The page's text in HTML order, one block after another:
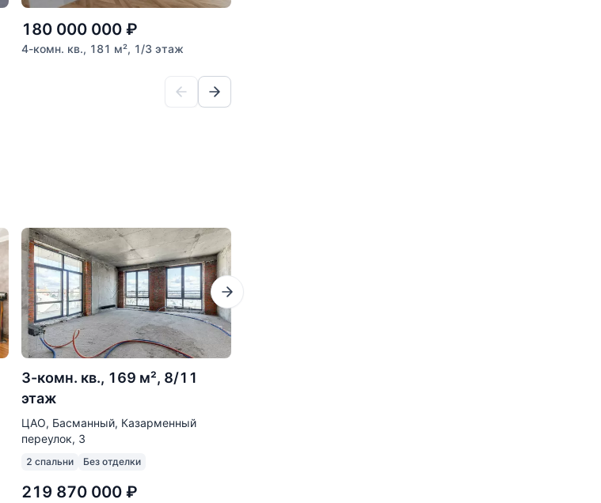
180 000 000 ₽
4-комн. кв., 181 м², 1/3 этаж
3-комн. кв., 169 м², 8/11
этаж
ЦАО, Басманный, Казарменный
переулок, 3
2 спальни Без отделки
219 870 000 ₽